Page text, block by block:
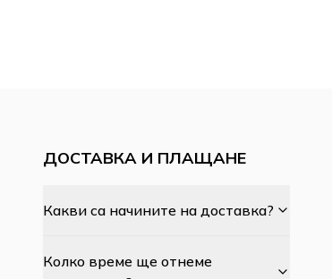
ДОСТАВКА И ПЛАЩАНЕ
Какви са начините на доставка?
Колко време ще отнеме